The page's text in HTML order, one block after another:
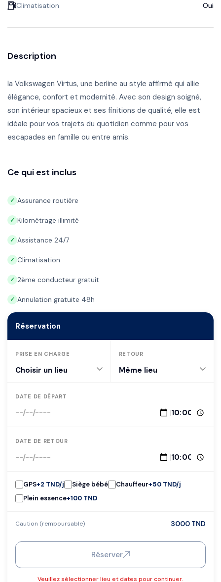
Climatisation Oui
Description
la Volkswagen Virtus, une berline au style affirmé qui allie
élégance, confort et modernité. Avec son design soigné,
son intérieur spacieux et ses finitions de qualité, elle est
idéale pour vos trajets du quotidien comme pour vos
escapades en famille ou entre amis.
Ce qui est inclus
✓ Assurance routière
✓ Kilométrage illimité
✓ Assistance 24/7
✓ Climatisation
✓ 2ème conducteur gratuit
✓ Annulation gratuite 48h
Réservation
PRISE EN CHARGE RETOUR
DATE DE DÉPART
|
DATE DE RETOUR
|
GPS+2 TND/j Siège bébé Chauffeur+50 TND/j
Plein essence+100 TND
Caution (remboursable) 3000 TND
Réserver
Veuillez sélectionner lieu et dates pour continuer.